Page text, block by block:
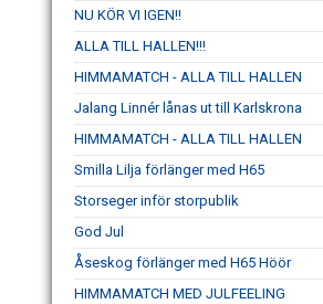
NU KÖR VI IGEN!!
ALLA TILL HALLEN!!!
HIMMAMATCH - ALLA TILL HALLEN
Jalang Linnér lånas ut till Karlskrona
HIMMAMATCH - ALLA TILL HALLEN
Smilla Lilja förlänger med H65
Storseger inför storpublik
God Jul
Åseskog förlänger med H65 Höör
HIMMAMATCH MED JULFEELING